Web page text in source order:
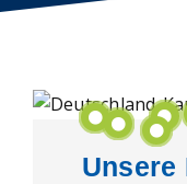
Unsere